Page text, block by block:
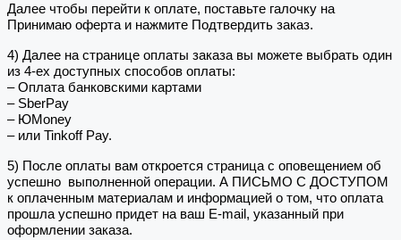
Далее чтобы перейти к оплате, поставьте галочку на
Принимаю оферта и нажмите Подтвердить заказ.
4) Далее на странице оплаты заказа вы можете выбрать один
из 4-ех доступных способов оплаты:
– Оплата банковскими картами
– SberPay
– ЮMoney
– или Tinkoff Pay.
5) После оплаты вам откроется страница с оповещением об
успешно выполненной операции. А ПИСЬМО С ДОСТУПОМ
к оплаченным материалам и информацией о том, что оплата
прошла успешно придет на ваш E-mail, указанный при
оформлении заказа.